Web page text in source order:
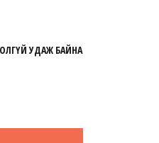
УДАЖ БАЙНА